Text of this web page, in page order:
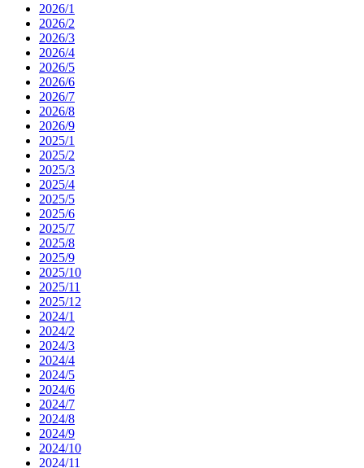
2026/1
2026/2
2026/3
2026/4
2026/5
2026/6
2026/7
2026/8
2026/9
2025/1
2025/2
2025/3
2025/4
2025/5
2025/6
2025/7
2025/8
2025/9
2025/10
2025/11
2025/12
2024/1
2024/2
2024/3
2024/4
2024/5
2024/6
2024/7
2024/8
2024/9
2024/10
2024/11